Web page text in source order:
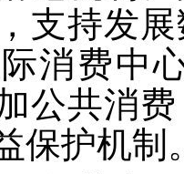
支持发
消费中
公共消
保护机制